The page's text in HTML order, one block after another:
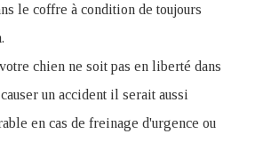
le coffre à condition de toujours
chien ne soit pas en liberté dans
un accident il serait aussi
en cas de freinage d'urgence ou